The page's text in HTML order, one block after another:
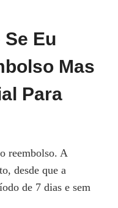
Eu
Mas
Para
reembolso. A
desde que a
de 7 dias e sem